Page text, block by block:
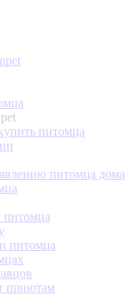
питомца
питомца дома
питомца
питомца
приютам